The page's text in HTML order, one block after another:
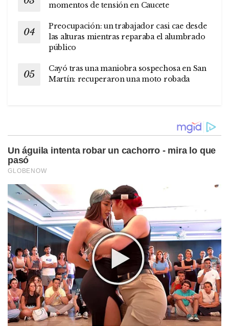
momentos de tensión en Caucete
Preocupación: un trabajador casi cae desde
las alturas mientras reparaba el alumbrado
público
Cayó tras una maniobra sospechosa en San
Martín: recuperaron una moto robada